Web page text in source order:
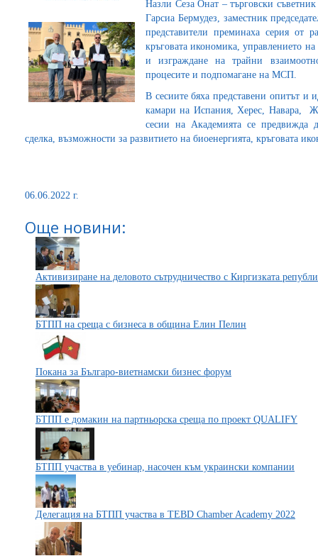
Назли Сеза Онат – търговски
Гарсиа Бермудез, заместник
представители преминаха серия от
кръговата икономика, управлението
и изграждане на трайни
процесите и подпомагане на МСП.
В сесиите бяха представени опитът и
камари на Испания, Херес, Навара,
сесии на Академията се предвижда
сделка, възможности за развитието на биоенергията, кръговата
06.06.2022 г.
Още новини:
Активизиране на деловото сътрудничество с Киргизката
БТПП на среща с бизнеса в община Елин Пелин
Покана за Българо-виетнамски бизнес форум
БТПП е домакин на партньорска среща по проект QUALIFY
БТПП участва в уебинар, насочен към украински компании
Делегация на БТПП участва в TEBD Chamber Academy 2022